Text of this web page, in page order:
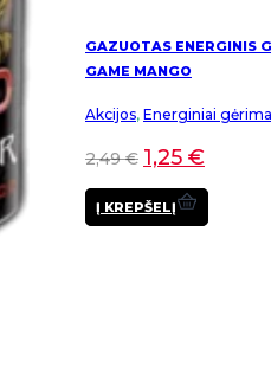
GAZUOTAS ENERGINIS
GAME MANGO
Akcijos, Energiniai
2,49€ 1,25 €
Į KREPŠELĮ